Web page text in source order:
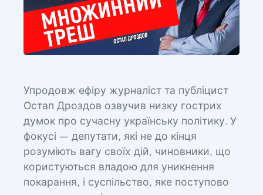
Упродовж ефіру журналіст та публіцист
Остап Дроздов озвучив низку гострих
думок про сучасну українську політику. У
фокусі — депутати, які не до кінця
розуміють вагу своїх дій, чиновники, що
користуються владою для уникнення
покарання, і суспільство, яке поступово